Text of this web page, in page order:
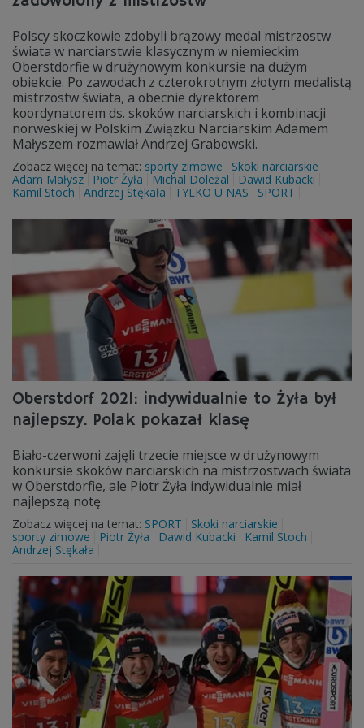
Polscy skoczkowie zdobyli brązowy medal mistrzostw
świata w narciarstwie klasycznym w niemieckim
Oberstdorfie w drużynowym konkursie na dużym
obiekcie. Po zawodach z czterokrotnym złotym medalistą
mistrzostw świata, a obecnie dyrektorem
koordynatorem ds. skoków narciarskich i kombinacji
norweskiej w Polskim Związku Narciarskim Adamem
Małyszem rozmawiał Andrzej Grabowski.
Zobacz więcej na temat: sporty zimowe
Skoki narciarskie
Adam Małysz
Piotr Żyła Michal Doleżal
Dawid Kubacki
Kamil Stoch
Andrzej Stękała TYLKO U NAS SPORT
Oberstdorf 2021: indywidualnie to Żyła był
najlepszy. Polak pokazał klasę
Biało-czerwoni zajęli trzecie miejsce w drużynowym
konkursie skoków narciarskich na mistrzostwach świata
w Oberstdorfie, ale Piotr Żyła indywidualnie miał
najlepszą notę.
Zobacz więcej na temat: SPORT
Skoki narciarskie
sporty zimowe
Piotr Żyła Dawid Kubacki
Kamil Stoch
Andrzej Stękała